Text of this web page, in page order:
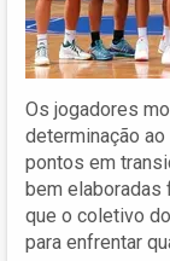
Os jogadores
determinação
pontos em
bem elaboradas
que o coletivo
para enfrentar